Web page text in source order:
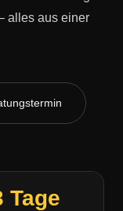
alles aus einer
Tage